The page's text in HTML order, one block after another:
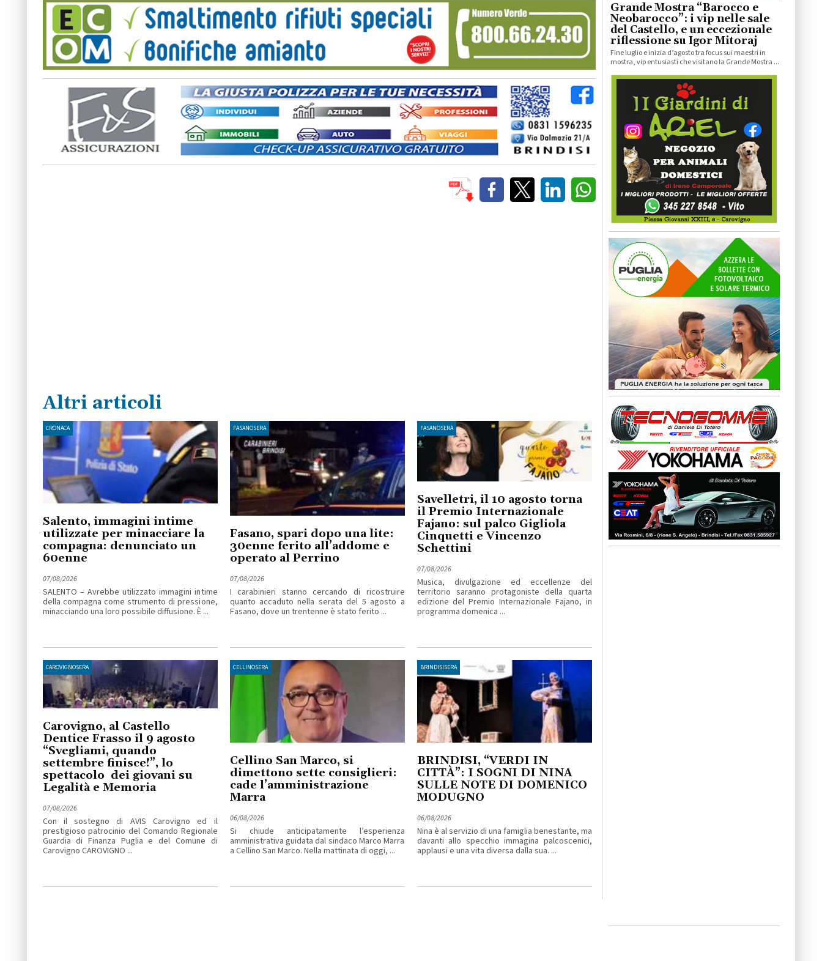
Altri articoli
CRONACA
Salento, immagini intime
utilizzate per minacciare la
compagna: denunciato un
60enne
07/08/2026
SALENTO – Avrebbe utilizzato immagini intime
della compagna come strumento di pressione,
minacciando una loro possibile diffusione. È ...
FASANOSERA
Fasano, spari dopo una lite:
30enne ferito all’addome e
operato al Perrino
07/08/2026
I carabinieri stanno cercando di ricostruire
quanto accaduto nella serata del 5 agosto a
Fasano, dove un trentenne è stato ferito ...
FASANOSERA
Savelletri, il 10 agosto torna
il Premio Internazionale
Fajano: sul palco Gigliola
Cinquetti e Vincenzo
Schettini
07/08/2026
Musica, divulgazione ed eccellenze del
territorio saranno protagoniste della quarta
edizione del Premio Internazionale Fajano, in
programma domenica ...
CAROVIGNOSERA
Carovigno, al Castello
Dentice Frasso il 9 agosto
“Svegliami, quando
settembre finisce!”, lo
spettacolo dei giovani su
Legalità e Memoria
07/08/2026
Con il sostegno di AVIS Carovigno ed il
prestigioso patrocinio del Comando Regionale
Guardia di Finanza Puglia e del Comune di
Carovigno CAROVIGNO ...
CELLINOSERA
Cellino San Marco, si
dimettono sette consiglieri:
cade l’amministrazione
Marra
06/08/2026
Si chiude anticipatamente l’esperienza
amministrativa guidata dal sindaco Marco Marra
a Cellino San Marco. Nella mattinata di oggi, ...
BRINDISISERA
BRINDISI, “VERDI IN
CITTÀ”: I SOGNI DI NINA
SULLE NOTE DI DOMENICO
MODUGNO
06/08/2026
Nina è al servizio di una famiglia benestante, ma
davanti allo specchio immagina palcoscenici,
applausi e una vita diversa dalla sua. ...
Grande Mostra “Barocco e
Neobarocco”: i vip nelle sale
del Castello, e un eccezionale
riflessione su Igor Mitoraj
Fine luglio e inizia d’agosto tra focus sui maestri in
mostra, vip entusiasti che visitano la Grande Mostra ...